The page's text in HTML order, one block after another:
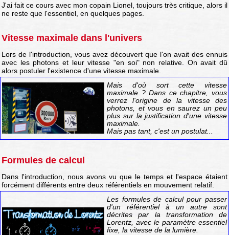
J'ai fait ce cours avec mon copain Lionel, toujours très critique, alors il
ne reste que l'essentiel, en quelques pages.
Vitesse maximale dans l'univers
Lors de l'introduction, vous avez découvert que l'on avait des ennuis
avec les photons et leur vitesse "en soi" non relative. On avait dû
alors postuler l'existence d'une vitesse maximale.
Mais d'où sort cette vitesse
maximale ? Dans ce chapitre, vous
verrez l'origine de la vitesse des
photons, et vous en saurez un peu
plus sur la justification d'une vitesse
maximale.
Mais pas tant, c'est un postulat...
Formules de calcul
Dans l'introduction, nous avons vu que le temps et l'espace étaient
forcément différents entre deux référentiels en mouvement relatif.
Les formules de calcul pour passer
d'un référentiel à un autre sont
décrites par la transformation de
Lorentz, avec le paramètre essentiel
fixe, la vitesse de la lumière.